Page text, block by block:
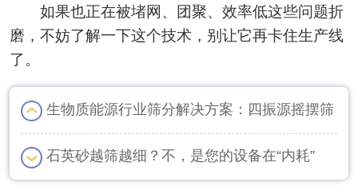
如果也正在被堵网、团聚、效率低这些问题折
磨，不妨了解一下这个技术，别让它再卡住生产线
了。
生物质能源行业筛分解决方案：四振源摇摆筛
石英砂越筛越细？不，是您的设备在“内耗”